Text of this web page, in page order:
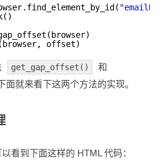
offset)
get_gap_offset() 和
面就来看下这两个方法的实现。
看到下面这样的 HTML 代码：